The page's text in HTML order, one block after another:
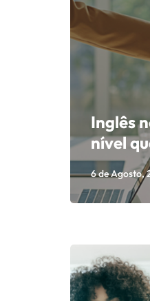
Inglês
nível
6 de Agosto,